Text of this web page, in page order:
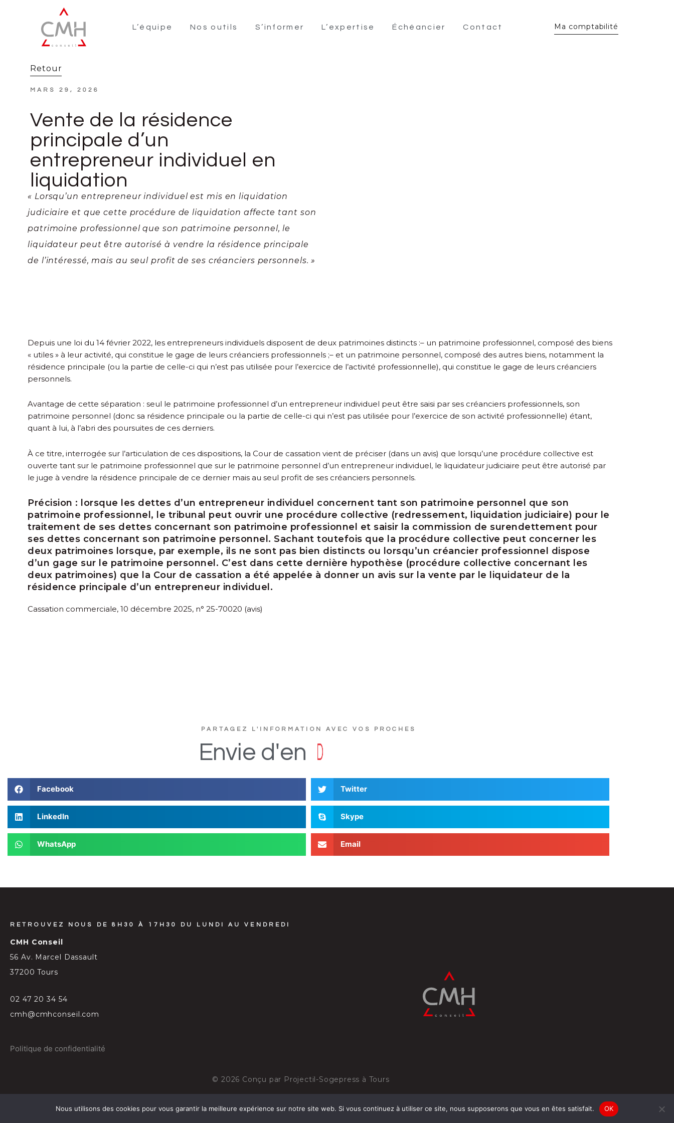
L’équipe Nos outils S’informer L’expertise Échéancier Contact Ma comptabilité
Retour
MARS 29, 2026
Vente de la résidence
principale d’un
entrepreneur individuel en
liquidation
« Lorsqu’un entrepreneur individuel est mis en liquidation
judiciaire et que cette procédure de liquidation affecte tant son
patrimoine professionnel que son patrimoine personnel, le
liquidateur peut être autorisé à vendre la résidence principale
de l’intéressé, mais au seul profit de ses créanciers personnels. »
Depuis une loi du 14 février 2022, les entrepreneurs individuels disposent de deux patrimoines distincts :– un patrimoine professionnel, composé des biens
« utiles » à leur activité, qui constitue le gage de leurs créanciers professionnels ;– et un patrimoine personnel, composé des autres biens, notamment la
résidence principale (ou la partie de celle-ci qui n’est pas utilisée pour l’exercice de l’activité professionnelle), qui constitue le gage de leurs créanciers
personnels.
Avantage de cette séparation : seul le patrimoine professionnel d’un entrepreneur individuel peut être saisi par ses créanciers professionnels, son
patrimoine personnel (donc sa résidence principale ou la partie de celle-ci qui n’est pas utilisée pour l’exercice de son activité professionnelle) étant,
quant à lui, à l’abri des poursuites de ces derniers.
À ce titre, interrogée sur l’articulation de ces dispositions, la Cour de cassation vient de préciser (dans un avis) que lorsqu’une procédure collective est
ouverte tant sur le patrimoine professionnel que sur le patrimoine personnel d’un entrepreneur individuel, le liquidateur judiciaire peut être autorisé par
le juge à vendre la résidence principale de ce dernier mais au seul profit de ses créanciers personnels.
Précision : lorsque les dettes d’un entrepreneur individuel concernent tant son patrimoine personnel que son
patrimoine professionnel, le tribunal peut ouvrir une procédure collective (redressement, liquidation judiciaire) pour le
traitement de ses dettes concernant son patrimoine professionnel et saisir la commission de surendettement pour
ses dettes concernant son patrimoine personnel. Sachant toutefois que la procédure collective peut concerner les
deux patrimoines lorsque, par exemple, ils ne sont pas bien distincts ou lorsqu’un créancier professionnel dispose
d’un gage sur le patrimoine personnel. C’est dans cette dernière hypothèse (procédure collective concernant les
deux patrimoines) que la Cour de cassation a été appelée à donner un avis sur la vente par le liquidateur de la
résidence principale d’un entrepreneur individuel.
Cassation commerciale, 10 décembre 2025, n° 25-70020 (avis)
PARTAGEZ L'INFORMATION AVEC VOS PROCHES
Envie d'en D
Facebook Twitter
LinkedIn Skype
WhatsApp Email
RETROUVEZ NOUS DE 8H30 À 17H30 DU LUNDI AU VENDREDI
CMH Conseil
56 Av. Marcel Dassault
37200 Tours
02 47 20 34 54
cmh@cmhconseil.com
Politique de confidentialité
© 2026 Conçu par Projectil-Sogepress à Tours
Nous utilisons des cookies pour vous garantir la meilleure expérience sur notre site web. Si vous continuez à utiliser ce site, nous supposerons que vous en êtes satisfait. OK